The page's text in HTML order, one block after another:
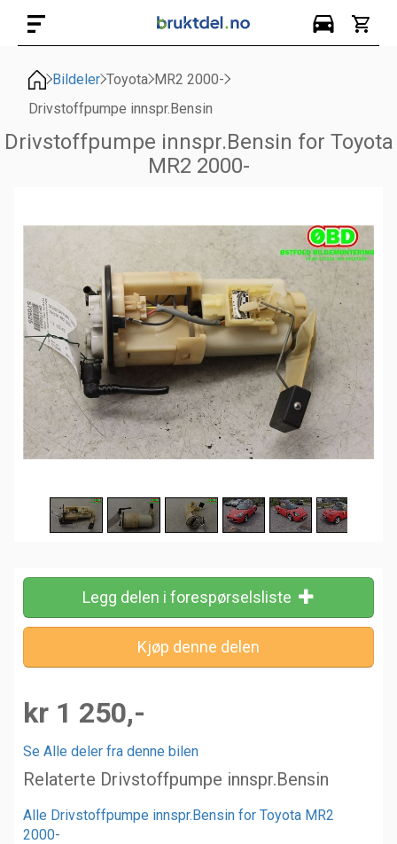
Bildeler Toyota MR2 2000-
Drivstoffpumpe innspr.Bensin
Drivstoffpumpe innspr.Bensin for Toyota
MR2 2000-
Legg delen i forespørselsliste
kr 1 250,-
Se Alle deler fra denne bilen
Relaterte Drivstoffpumpe innspr.Bensin
Alle Drivstoffpumpe innspr.Bensin for Toyota MR2
2000-